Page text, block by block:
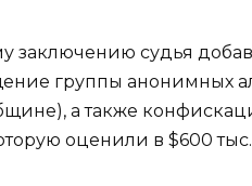
заключению судья
группы анонимных
а также
оценили в $600 тыс.